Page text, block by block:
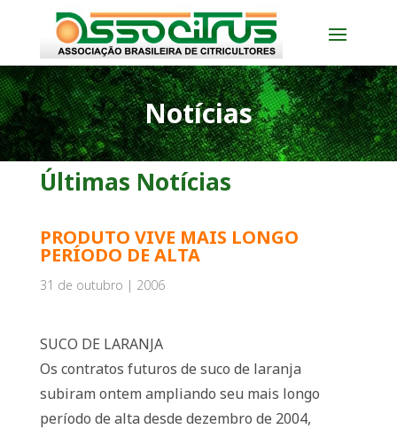
Notícias
Últimas Notícias
PRODUTO VIVE MAIS LONGO
PERÍODO DE ALTA
31 de outubro | 2006
SUCO DE LARANJA
Os contratos futuros de suco de laranja
subiram ontem ampliando seu mais longo
período de alta desde dezembro de 2004,